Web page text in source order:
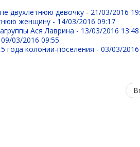
двухлетнюю девочку - 21/03/2016
женщину - 14/03/2016 09:17
Ася Лаврина - 13/03/2016 13:48
09/03/2016 09:55
года колонии-поселения -03/03/2016